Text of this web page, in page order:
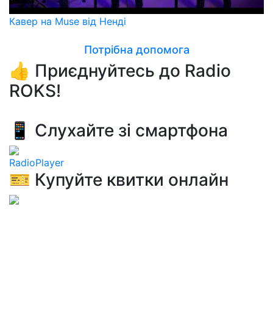
Кавер на Muse від Ненді
Потрібна допомога
👍 Приєднуйтесь до Radio
ROKS!
📱 Слухайте зі смартфона
RadioPlayer
🎫 Купуйте квитки онлайн